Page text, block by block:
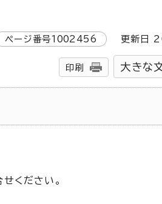
ページ番号1002456 更新日
印刷 大きな
ください。